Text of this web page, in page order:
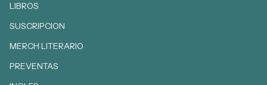
LIBROS
SUSCRIPCION
MERCH LITERARIO
PREVENTAS